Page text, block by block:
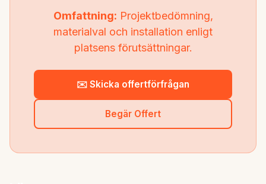
Omfattning: Projektbedömning,
materialval och installation enligt
platsens förutsättningar.
✉️ Skicka offertförfrågan
Begär Offert